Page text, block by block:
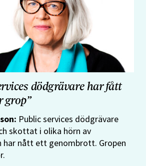
dödgrävare har fått
grop”
Public services dödgrävare
skottat i olika hörn av
har nått ett genombrott. Gropen